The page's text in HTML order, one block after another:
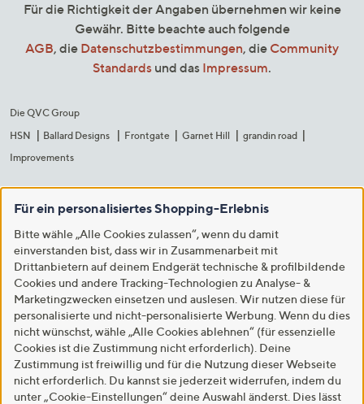
Für die Richtigkeit der Angaben übernehmen wir keine
Gewähr. Bitte beachte auch folgende
AGB, die Datenschutzbestimmungen, die Community
Standards und das Impressum.
Die QVC Group
HSN
Ballard Designs Frontgate Garnet Hill
grandin road
Improvements
Für ein personalisiertes Shopping-Erlebnis
Bitte wähle „Alle Cookies zulassen“, wenn du damit
einverstanden bist, dass wir in Zusammenarbeit mit
Drittanbietern auf deinem Endgerät technische & profilbildende
Cookies und andere Tracking-Technologien zu Analyse- &
Marketingzwecken einsetzen und auslesen. Wir nutzen diese für
personalisierte und nicht-personalisierte Werbung. Wenn du dies
nicht wünschst, wähle „Alle Cookies ablehnen“ (für essenzielle
Cookies ist die Zustimmung nicht erforderlich). Deine
Zustimmung ist freiwillig und für die Nutzung dieser Webseite
nicht erforderlich. Du kannst sie jederzeit widerrufen, indem du
unter „Cookie-Einstellungen“ deine Auswahl änderst. Dies lässt